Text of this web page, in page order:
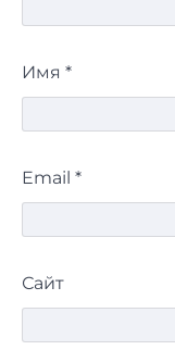
Имя *
Email *
Сайт